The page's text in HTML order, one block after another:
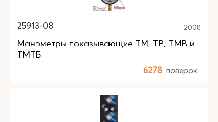
25913-08 2008
Манометры показывающие ТМ, ТВ, ТМВ и
ТМТБ
6278 поверок